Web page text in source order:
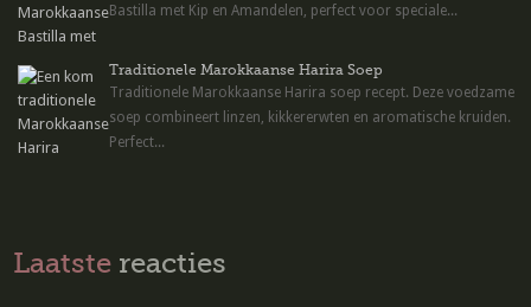
Bastilla met Kip en Amandelen, perfect voor speciale...
Traditionele Marokkaanse Harira Soep
Traditionele Marokkaanse Harira soep recept. Deze voedzame
soep combineert linzen, kikkererwten en aromatische kruiden.
Perfect...
Laatste reacties